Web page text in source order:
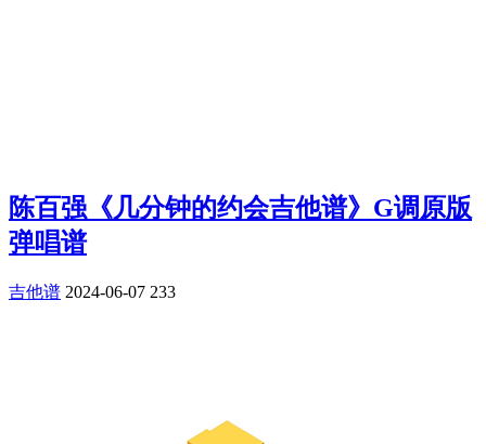
陈百强《几分钟的约会吉他谱》G调原版
弹唱谱
吉他谱 2024-06-07 233